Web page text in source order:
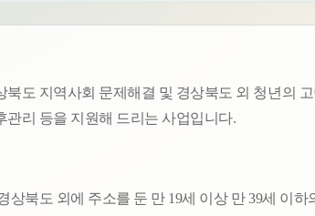
북도 지역사회 문제해결 및 경상북도 외 청년의
관리 등을 지원해 드리는 사업입니다.
상북도 외에 주소를 둔 만 19세 이상 만 39세 이하